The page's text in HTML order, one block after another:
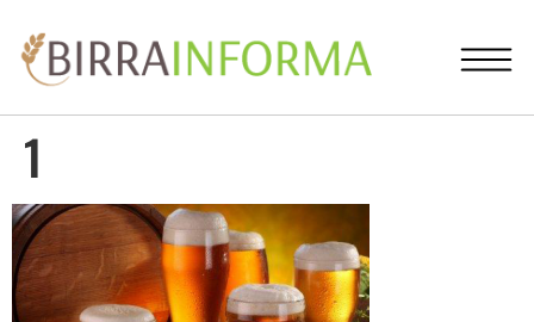
1